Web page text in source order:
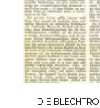
DIE